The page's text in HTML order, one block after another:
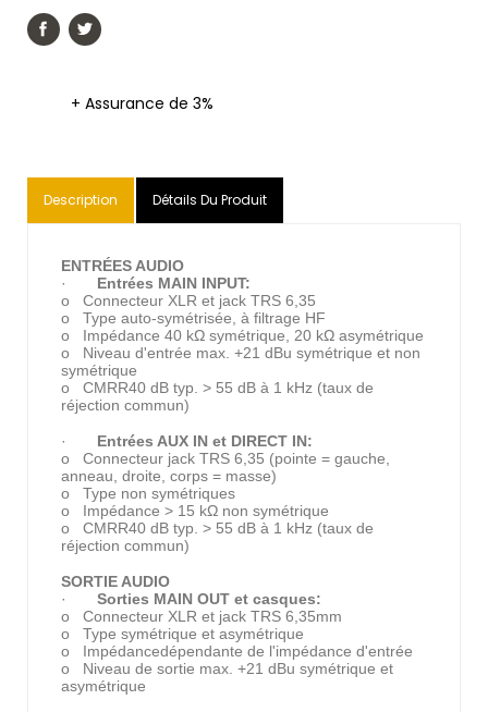
+ Assurance de 3%
Description Détails Du Produit
ENTRÉES AUDIO
· Entrées MAIN INPUT:
o Connecteur XLR et jack TRS 6,35
o Type auto-symétrisée, à filtrage HF
o Impédance 40 kΩ symétrique, 20 kΩ asymétrique
o Niveau d'entrée max. +21 dBu symétrique et non
symétrique
o CMRR40 dB typ. > 55 dB à 1 kHz (taux de
réjection commun)
· Entrées AUX IN et DIRECT IN:
o Connecteur jack TRS 6,35 (pointe = gauche,
anneau, droite, corps = masse)
o Type non symétriques
o Impédance > 15 kΩ non symétrique
o CMRR40 dB typ. > 55 dB à 1 kHz (taux de
réjection commun)
SORTIE AUDIO
· Sorties MAIN OUT et casques:
o Connecteur XLR et jack TRS 6,35mm
o Type symétrique et asymétrique
o Impédancedépendante de l'impédance d'entrée
o Niveau de sortie max. +21 dBu symétrique et
asymétrique